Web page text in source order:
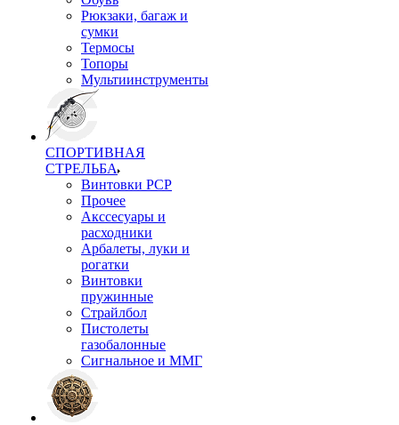
Рюкзаки, багаж и
сумки
Термосы
Топоры
Мультиинструменты
СПОРТИВНАЯ
СТРЕЛЬБА
Винтовки PCP
Прочее
Акссесуары и
расходники
Арбалеты, луки и
рогатки
Винтовки
пружинные
Страйлбол
Пистолеты
газобалонные
Сигнальное и ММГ